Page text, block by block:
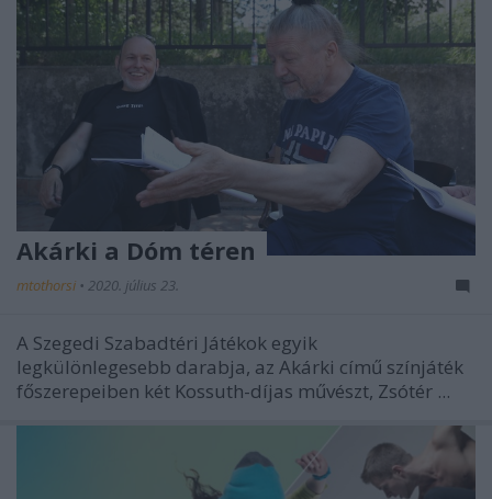
Akárki a Dóm téren
mtothorsi • 2020. július 23.
A Szegedi Szabadtéri Játékok egyik
legkülönlegesebb darabja, az Akárki című színjáték
főszerepeiben két Kossuth-díjas művészt, Zsótér ...